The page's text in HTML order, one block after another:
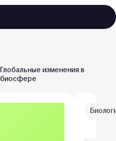
Глобальные изменения в
биосфере